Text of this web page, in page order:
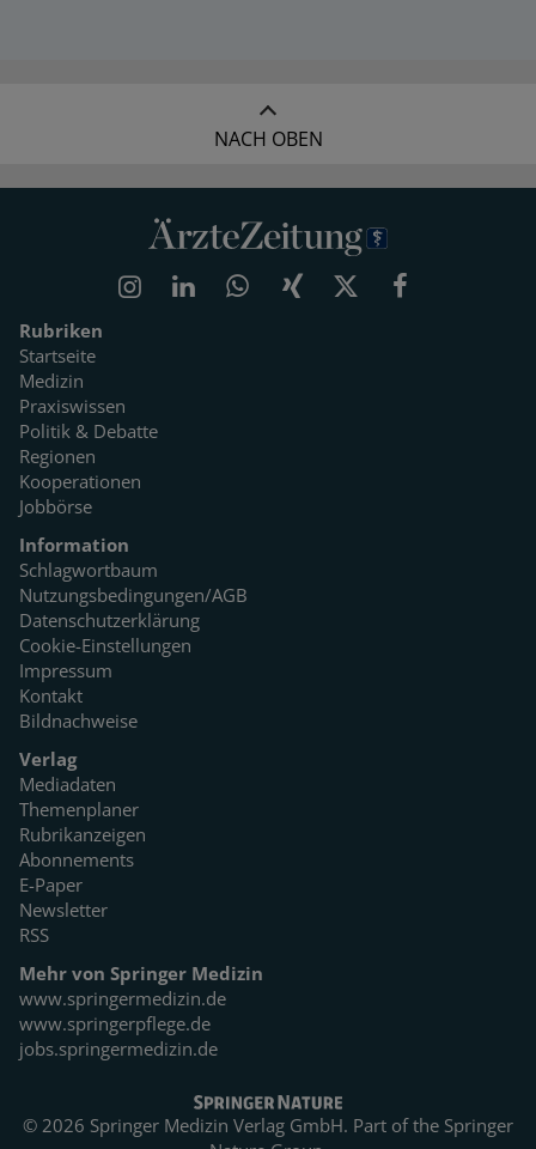
NACH OBEN
Rubriken
Startseite
Medizin
Praxiswissen
Politik & Debatte
Regionen
Kooperationen
Jobbörse
Information
Schlagwortbaum
Nutzungsbedingungen/AGB
Datenschutzerklärung
Cookie-Einstellungen
Impressum
Kontakt
Bildnachweise
Verlag
Mediadaten
Themenplaner
Rubrikanzeigen
Abonnements
E-Paper
Newsletter
RSS
Mehr von Springer Medizin
www.springermedizin.de
www.springerpflege.de
jobs.springermedizin.de
© 2026 Springer Medizin Verlag GmbH. Part of the Springer